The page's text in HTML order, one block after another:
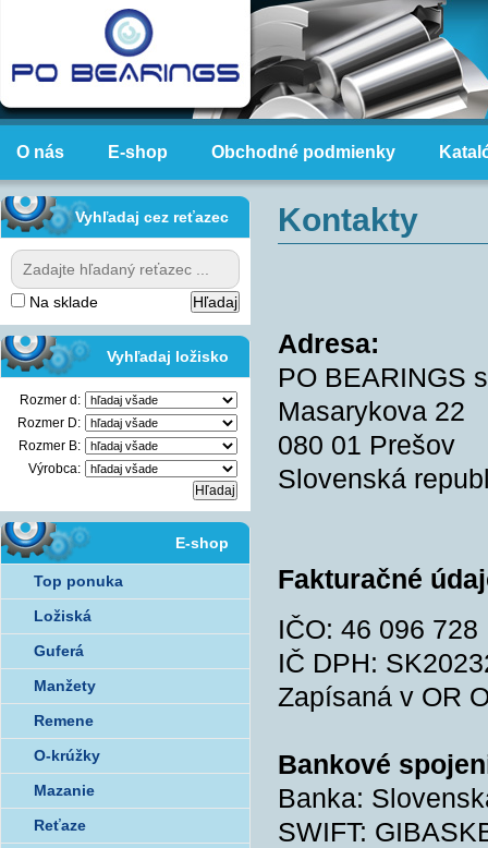
O nás E-shop Obchodné podmienky
Kontakty
Adresa:
PO BEARINGS
Masarykova 22
080 01 Prešov
Slovenská
Fakturačné
IČO: 46 096 728
IČ DPH:
Zapísaná v OR
Bankové
Banka:
SWIFT:
Vyhľadaj cez reťazec
Na sklade
Vyhľadaj ložisko
Rozmer d:
Rozmer D:
Rozmer B:
Výrobca:
E-shop
Top ponuka
Ložiská
Guferá
Manžety
Remene
O-krúžky
Mazanie
Reťaze